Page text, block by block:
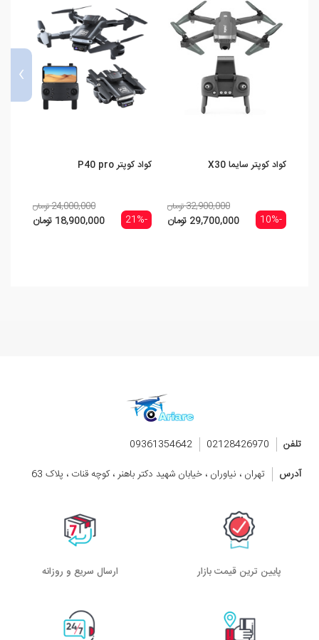
کواد کوپتر سایما X30
-10%
32,900,000 تومان
29,700,000 تومان
کواد کوپتر P40 pro
-21%
24,000,000 تومان
18,900,000 تومان
›
تلفن 02128426970
09361354642
آدرس
تهران ، نیاوران ، خیابان شهید دکتر باهنر ، کوچه قنات ، پلاک 63
پایین ترین قیمت بازار ارسال سریع و روزانه